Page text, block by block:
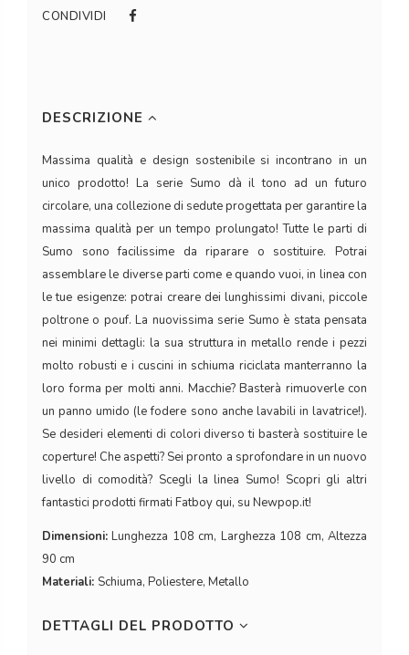
CONDIVIDI
DESCRIZIONE
Massima qualità e design sostenibile si incontrano in un
unico prodotto! La serie Sumo dà il tono ad un futuro
circolare, una collezione di sedute progettata per garantire la
massima qualità per un tempo prolungato! Tutte le parti di
Sumo sono facilissime da riparare o sostituire. Potrai
assemblare le diverse parti come e quando vuoi, in linea con
le tue esigenze: potrai creare dei lunghissimi divani, piccole
poltrone o pouf. La nuovissima serie Sumo è stata pensata
nei minimi dettagli: la sua struttura in metallo rende i pezzi
molto robusti e i cuscini in schiuma riciclata manterranno la
loro forma per molti anni. Macchie? Basterà rimuoverle con
un panno umido (le fodere sono anche lavabili in lavatrice!).
Se desideri elementi di colori diverso ti basterà sostituire le
coperture! Che aspetti? Sei pronto a sprofondare in un nuovo
livello di comodità? Scegli la linea Sumo! Scopri gli altri
fantastici prodotti firmati Fatboy qui, su Newpop.it!
Dimensioni: Lunghezza 108 cm, Larghezza 108 cm, Altezza
90 cm
Materiali: Schiuma, Poliestere, Metallo
DETTAGLI DEL PRODOTTO